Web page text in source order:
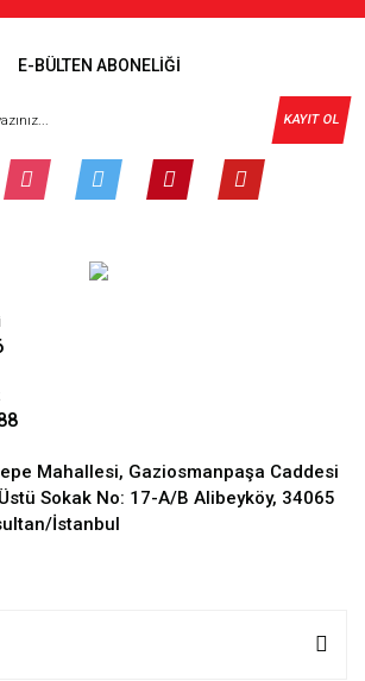
E-BÜLTEN ABONELİĞİ
KAYIT OL
Mahallesi, Gaziosmanpaşa Caddesi
Sokak No: 17-A/B Alibeyköy, 34065
İstanbul